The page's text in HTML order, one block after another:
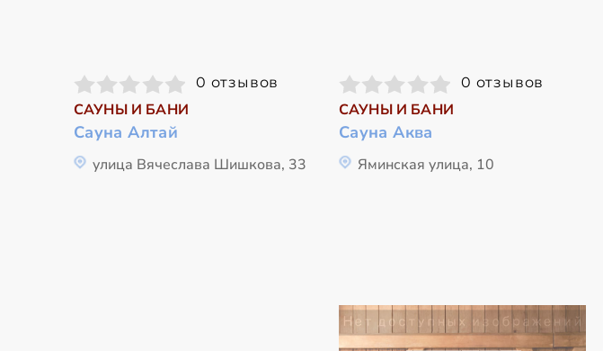
0 отзывов
САУНЫ И БАНИ
Сауна Алтай
улица Вячеслава Шишкова, 33
0 отзывов
САУНЫ И БАНИ
Сауна Аква
Яминская улица, 10